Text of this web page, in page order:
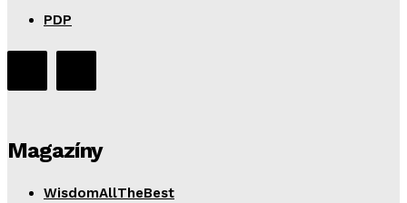
PDP
Magazíny
WisdomAllTheBest